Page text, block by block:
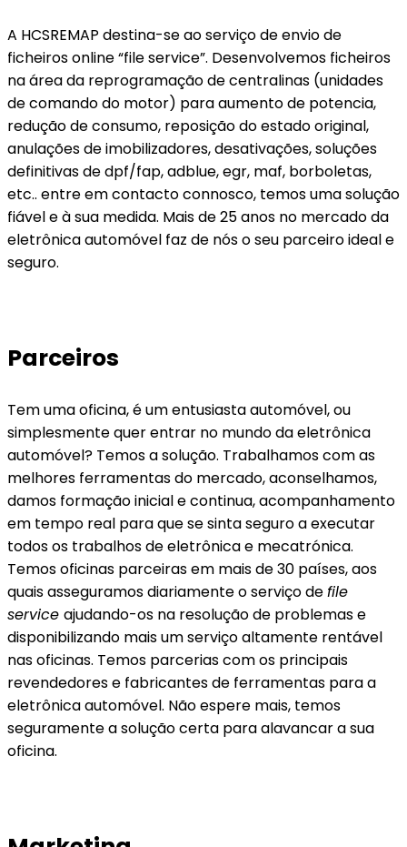
A HCSREMAP destina-se ao serviço de envio de
ficheiros online “file service”. Desenvolvemos ficheiros
na área da reprogramação de centralinas (unidades
de comando do motor) para aumento de potencia,
redução de consumo, reposição do estado original,
anulações de imobilizadores, desativações, soluções
definitivas de dpf/fap, adblue, egr, maf, borboletas,
etc.. entre em contacto connosco, temos uma solução
fiável e à sua medida. Mais de 25 anos no mercado da
eletrônica automóvel faz de nós o seu parceiro ideal e
seguro.
Parceiros
Tem uma oficina, é um entusiasta automóvel, ou
simplesmente quer entrar no mundo da eletrônica
automóvel? Temos a solução. Trabalhamos com as
melhores ferramentas do mercado, aconselhamos,
damos formação inicial e continua, acompanhamento
em tempo real para que se sinta seguro a executar
todos os trabalhos de eletrônica e mecatrónica.
Temos oficinas parceiras em mais de 30 países, aos
quais asseguramos diariamente o serviço defile
service ajudando-os na resolução de problemas e
disponibilizando mais um serviço altamente rentável
nas oficinas. Temos parcerias com os principais
revendedores e fabricantes de ferramentas para a
eletrônica automóvel. Não espere mais, temos
seguramente a solução certa para alavancar a sua
oficina.